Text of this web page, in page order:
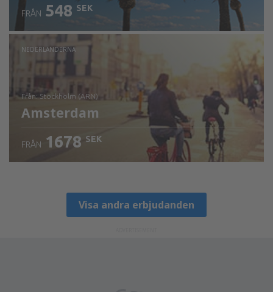
FRÅN 548 SEK
NEDERLÄNDERNA
från: Stockholm (ARN)
Amsterdam
FRÅN 1678 SEK
Visa andra erbjudanden